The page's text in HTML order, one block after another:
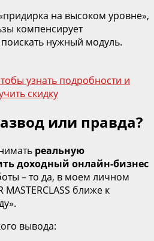
на высоком уровне»,
компенсирует
нужный модуль.
или правда?
реальную
доходный онлайн‑бизнес
– то да, в моем личном
MASTERCLASS ближе к
вывода: